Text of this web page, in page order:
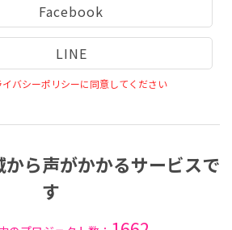
Facebook
LINE
バシーポリシーに同意してください
から声がかかるサービスで
す